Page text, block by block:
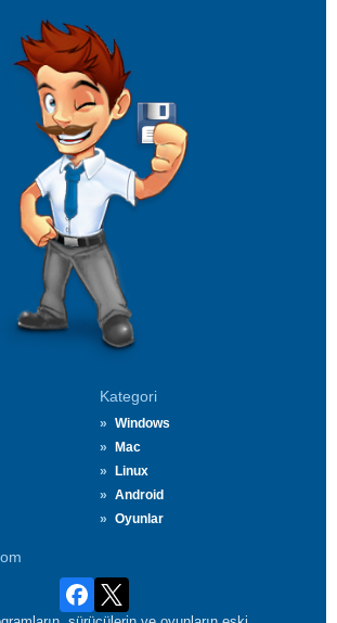
Kategori
Windows
Mac
Linux
Android
Oyunlar